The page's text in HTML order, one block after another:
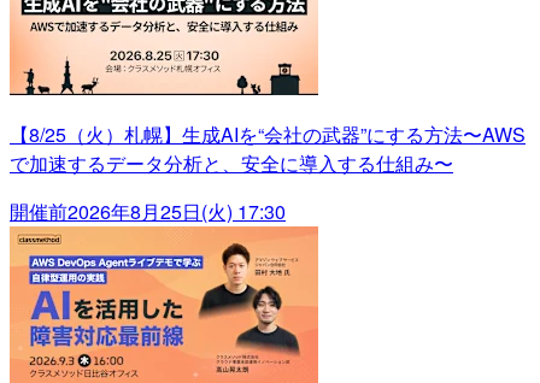
【8/25（火）札幌】生成AIを“会社の武器”にする方法〜AWS
で加速するデータ分析と、安全に導入する仕組み〜
開催前2026年8月25日(火) 17:30